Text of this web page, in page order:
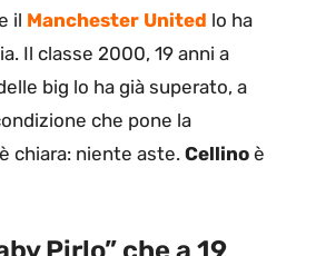
il Manchester United lo ha
Il classe 2000, 19 anni a
big lo ha già superato, a
che pone la
chiara: niente aste. Cellino è